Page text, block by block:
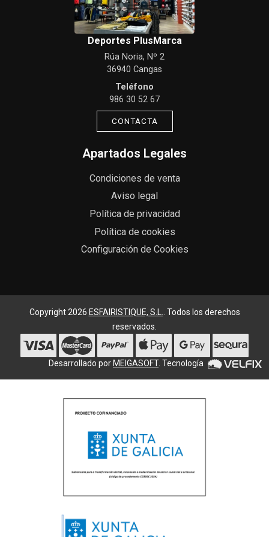
Deportes PlusMarca
Rúa Noria, Nº 2
36940 Cangas
Teléfono
986 30 52 67
CONTACTA
Apartados Legales
Condiciones de venta
Aviso legal
Política de privacidad
Política de cookies
Configuración de Cookies
Copyright 2026 ESFAIRISTIQUE, S.L.. Todos los derechos
reservados.
Desarrollado por MEIGASOFT. Tecnología